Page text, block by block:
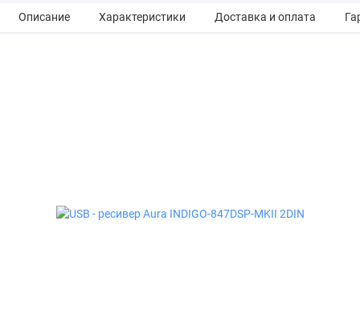
Описание Характеристики Доставка и оплата